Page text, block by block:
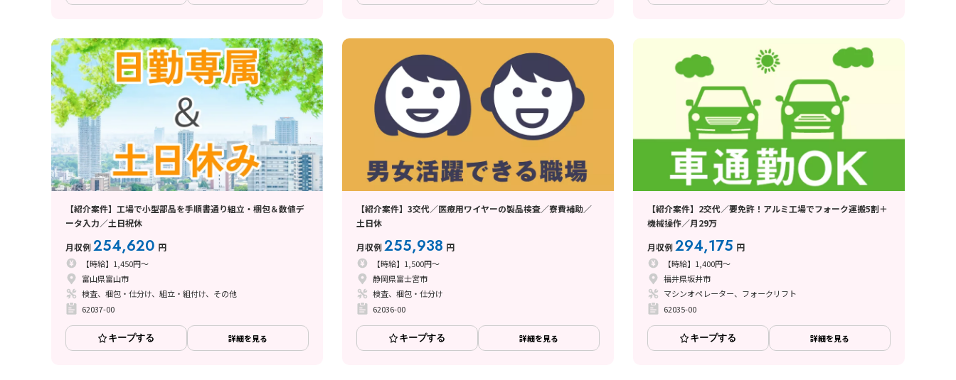
【紹介案件】工場で小型部品を手順書通り組立・梱包＆数値デ
ータ入力／土日祝休
月収例254,620 円
【時給】1,450円～
富山県富山市
検査、梱包・仕分け、組立・組付け、その他
62037-00
キープする 詳細を見る
【紹介案件】3交代／医療用ワイヤーの製品検査／寮費補助／
土日休
月収例255,938 円
【時給】1,500円～
静岡県富士宮市
検査、梱包・仕分け
62036-00
キープする 詳細を見る
【紹介案件】2交代／要免許！アルミ工場でフォーク運搬5割＋
機械操作／月29万
月収例294,175 円
【時給】1,400円～
福井県坂井市
マシンオペレーター、フォークリフト
62035-00
キープする 詳細を見る